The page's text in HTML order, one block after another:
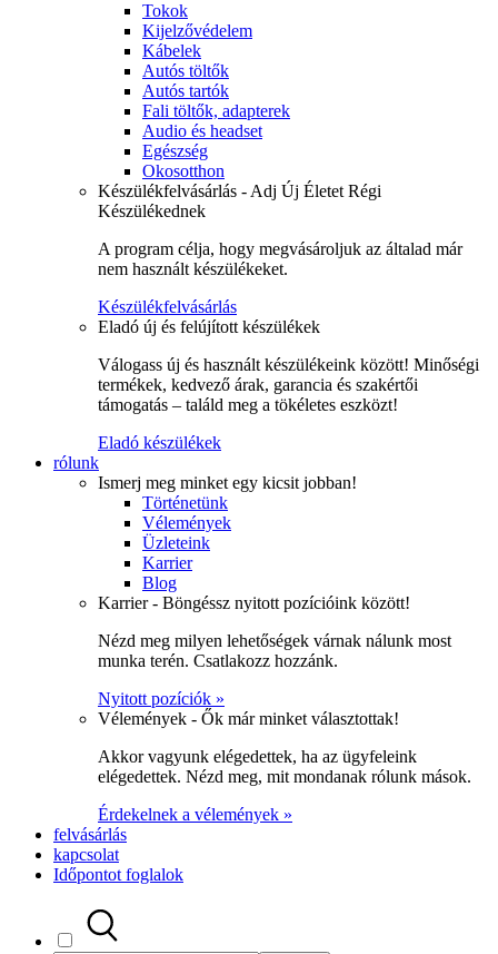
Tokok
Kijelzővédelem
Kábelek
Autós töltők
Autós tartók
Fali töltők, adapterek
Audio és headset
Egészség
Okosotthon
Készülékfelvásárlás - Adj Új Életet Régi
Készülékednek
A program célja, hogy megvásároljuk az általad már
nem használt készülékeket.
Készülékfelvásárlás
Eladó új és felújított készülékek
Válogass új és használt készülékeink között! Minőségi
termékek, kedvező árak, garancia és szakértői
támogatás – találd meg a tökéletes eszközt!
Eladó készülékek
rólunk
Ismerj meg minket egy kicsit jobban!
Történetünk
Vélemények
Üzleteink
Karrier
Blog
Karrier - Böngéssz nyitott pozícióink között!
Nézd meg milyen lehetőségek várnak nálunk most
munka terén. Csatlakozz hozzánk.
Nyitott pozíciók »
Vélemények - Ők már minket választottak!
Akkor vagyunk elégedettek, ha az ügyfeleink
elégedettek. Nézd meg, mit mondanak rólunk mások.
Érdekelnek a vélemények »
felvásárlás
kapcsolat
Időpontot foglalok